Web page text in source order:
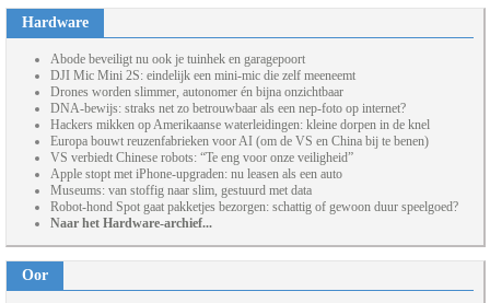
Hardware
Abode beveiligt nu ook je tuinhek en garagepoort
DJI Mic Mini 2S: eindelijk een mini-mic die zelf meeneemt
Drones worden slimmer, autonomer én bijna onzichtbaar
DNA-bewijs: straks net zo betrouwbaar als een nep-foto op internet?
Hackers mikken op Amerikaanse waterleidingen: kleine dorpen in de knel
Europa bouwt reuzenfabrieken voor AI (om de VS en China bij te benen)
VS verbiedt Chinese robots: “Te eng voor onze veiligheid”
Apple stopt met iPhone-upgraden: nu leasen als een auto
Museums: van stoffig naar slim, gestuurd met data
Robot-hond Spot gaat pakketjes bezorgen: schattig of gewoon duur speelgoed?
Naar het Hardware-archief...
Oor